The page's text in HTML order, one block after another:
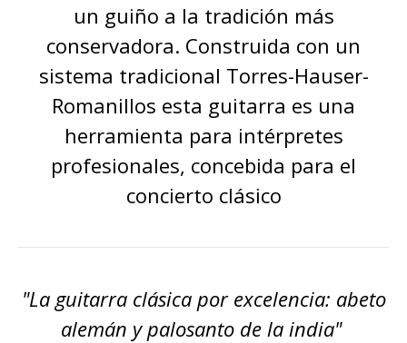
un guiño a la tradición más
conservadora. Construida con un
sistema tradicional Torres-Hauser-
Romanillos esta guitarra es una
herramienta para intérpretes
profesionales, concebida para el
concierto clásico
"La guitarra clásica por excelencia: abeto
alemán y palosanto de la india"